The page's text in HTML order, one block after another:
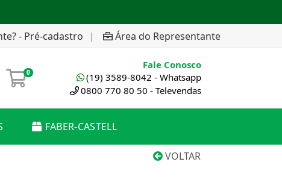
- Pré-cadastro | Área do Representante
0
Fale Conosco
(19) 3589-8042 - Whatsapp
0800 770 80 50 - Televendas
FABER-CASTELL
VOLTAR